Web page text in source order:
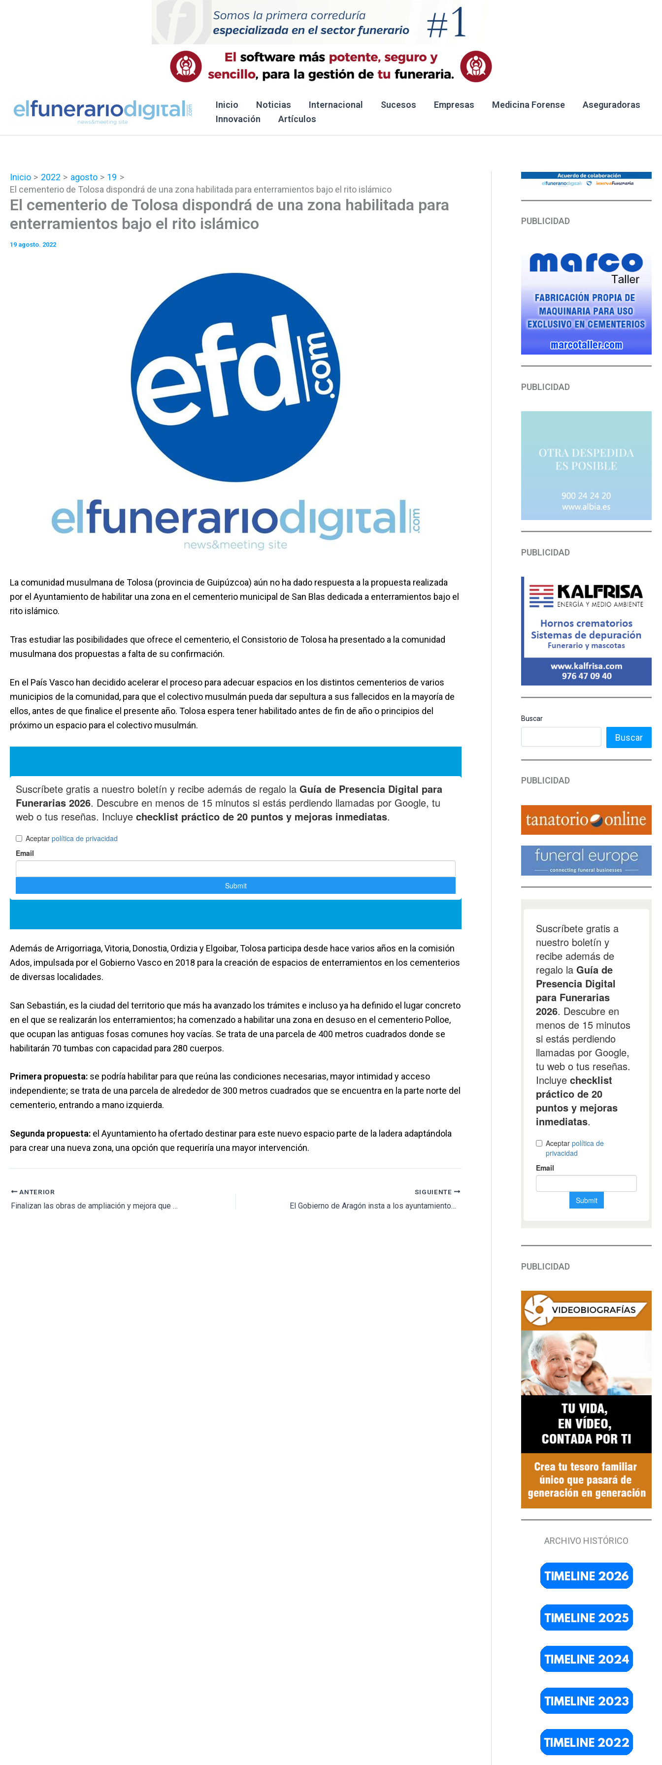
Inicio Noticias Internacional Sucesos Empresas Medicina Forense
Aseguradoras
Innovación
Artículos
Inicio 2022 agosto
19
El cementerio de Tolosa dispondrá de una zona habilitada para enterramientos bajo el rito islámico
El cementerio de Tolosa dispondrá de una zona habilitada para
enterramientos bajo el rito islámico
19 agosto. 2022
La comunidad musulmana de Tolosa (provincia de Guipúzcoa) aún no ha dado respuesta a la propuesta realizada
por el Ayuntamiento de habilitar una zona en el cementerio municipal de San Blas dedicada a enterramientos bajo el
rito islámico.
Tras estudiar las posibilidades que ofrece el cementerio, el Consistorio de Tolosa ha presentado a la comunidad
musulmana dos propuestas a falta de su confirmación.
En el País Vasco han decidido acelerar el proceso para adecuar espacios en los distintos cementerios de varios
municipios de la comunidad, para que el colectivo musulmán pueda dar sepultura a sus fallecidos en la mayoría de
ellos, antes de que finalice el presente año. Tolosa espera tener habilitado antes de fin de año o principios del
próximo un espacio para el colectivo musulmán.
Además de Arrigorriaga, Vitoria, Donostia, Ordizia y Elgoibar, Tolosa participa desde hace varios años en la comisión
Ados, impulsada por el Gobierno Vasco en 2018 para la creación de espacios de enterramientos en los cementerios
de diversas localidades.
San Sebastián, es la ciudad del territorio que más ha avanzado los trámites e incluso ya ha definido el lugar concreto
en el que se realizarán los enterramientos; ha comenzado a habilitar una zona en desuso en el cementerio Polloe,
que ocupan las antiguas fosas comunes hoy vacías. Se trata de una parcela de 400 metros cuadrados donde se
habilitarán 70 tumbas con capacidad para 280 cuerpos.
Primera propuesta: se podría habilitar para que reúna las condiciones necesarias, mayor intimidad y acceso
independiente; se trata de una parcela de alrededor de 300 metros cuadrados que se encuentra en la parte norte del
cementerio, entrando a mano izquierda.
Segunda propuesta: el Ayuntamiento ha ofertado destinar para este nuevo espacio parte de la ladera adaptándola
para crear una nueva zona, una opción que requeriría una mayor intervención.
ANTERIOR
Finalizan las obras de ampliación y mejora que se iniciaron en 2020 en el cementerio de Ávila
SIGUIENTE
El Gobierno de Aragón insta a los ayuntamientos a proteger el patrimonio funerario de sus cementerios
PUBLICIDAD
PUBLICIDAD
PUBLICIDAD
Buscar
Buscar
PUBLICIDAD
PUBLICIDAD
ARCHIVO HISTÓRICO